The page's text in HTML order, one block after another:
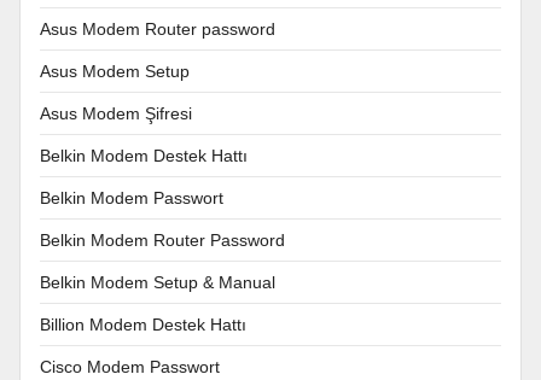
Asus Modem Router password
Asus Modem Setup
Asus Modem Şifresi
Belkin Modem Destek Hattı
Belkin Modem Passwort
Belkin Modem Router Password
Belkin Modem Setup & Manual
Billion Modem Destek Hattı
Cisco Modem Passwort